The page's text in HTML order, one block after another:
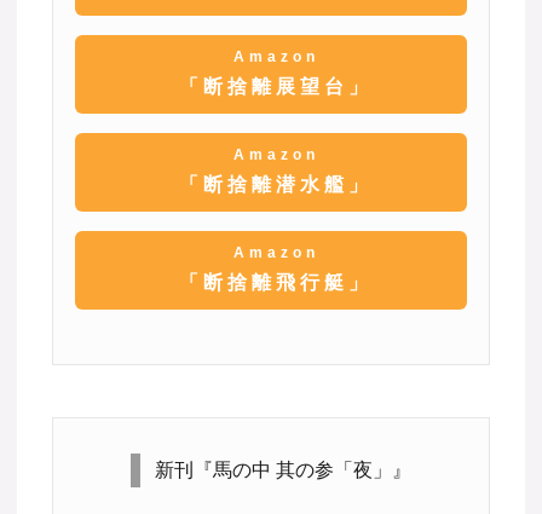
Amazon
「断捨離展望台」
Amazon
「断捨離潜水艦」
Amazon
「断捨離飛行艇」
新刊『馬の中 其の参「夜」』